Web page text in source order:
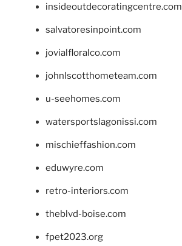
insideoutdecoratingcentre.com
salvatoresinpoint.com
jovialfloralco.com
johnlscotthometeam.com
u-seehomes.com
watersportslagonissi.com
mischieffashion.com
eduwyre.com
retro-interiors.com
theblvd-boise.com
fpet2023.org